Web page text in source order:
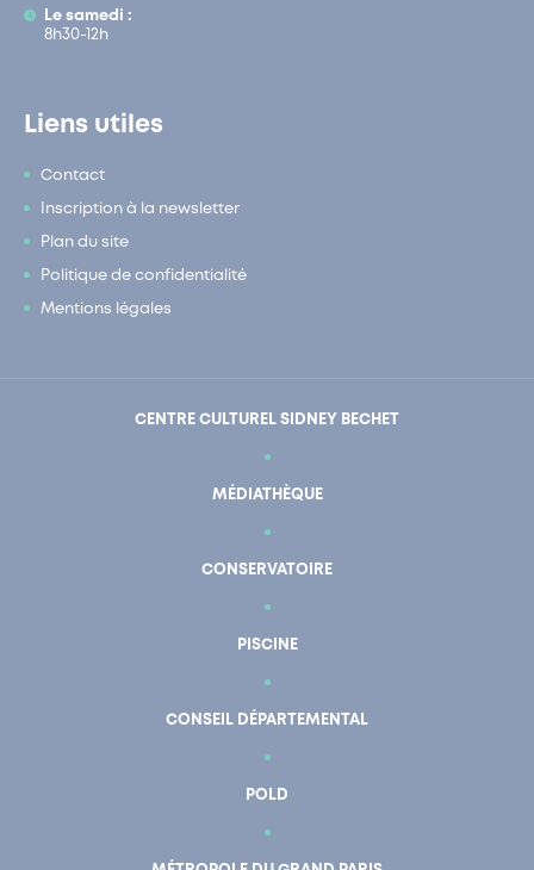
Le samedi :
8h30-12h
Liens utiles
Contact
Inscription à la newsletter
Plan du site
Politique de confidentialité
Mentions légales
CENTRE CULTUREL SIDNEY BECHET
MÉDIATHÈQUE
CONSERVATOIRE
PISCINE
CONSEIL DÉPARTEMENTAL
POLD